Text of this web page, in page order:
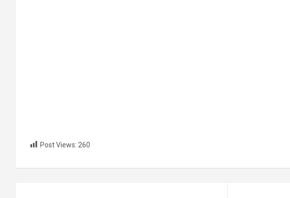
Post Views: 260